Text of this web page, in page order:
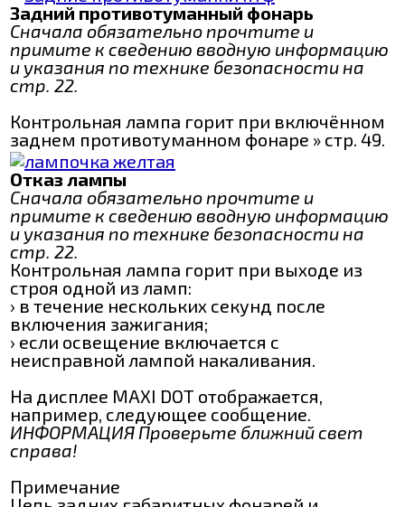
Задний противотуманный фонарь
Сначала обязательно прочтите и
примите к сведению вводную информацию
и указания по технике безопасности на
стр. 22.
Контрольная лампа горит при включённом
заднем противотуманном фонаре » стр. 49.
Отказ лампы
Сначала обязательно прочтите и
примите к сведению вводную информацию
и указания по технике безопасности на
стр. 22.
Контрольная лампа горит при выходе из
строя одной из ламп:
› в течение нескольких секунд после
включения зажигания;
› если освещение включается с
неисправной лампой накаливания.
На дисплее MAXI DOT отображается,
например, следующее сообщение.
ИНФОРМАЦИЯ Проверьте ближний свет
справа!
Примечание